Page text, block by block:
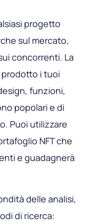
progetto
sul mercato,
concorrenti. La
prodotto i tuoi
funzioni,
popolari e di
Puoi utilizzare
NFT che
e guadagnerà
delle analisi,
di ricerca: